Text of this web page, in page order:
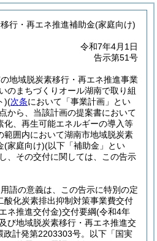
行・再エネ推進補助金(家庭向け)
令和7年4月1日
告示第51号
地域脱炭素移行・再エネ推進事業
のまちづくりオール湖南で取り組
)(次条において「事業計画」とい
から、当該計画の提案書において
化、再生可能エネルギーの導入等
範囲内において湖南市地域脱炭素
(家庭向け)(以下「補助金」とい
、その交付に関しては、この告示
語の意義は、この告示に特別の定
酸化炭素排出抑制対策事業費交付
ネ推進交付金)交付要綱(令和4年
及び地域脱炭素移行・再エネ推進交
政計発第2203303号。以下「国実